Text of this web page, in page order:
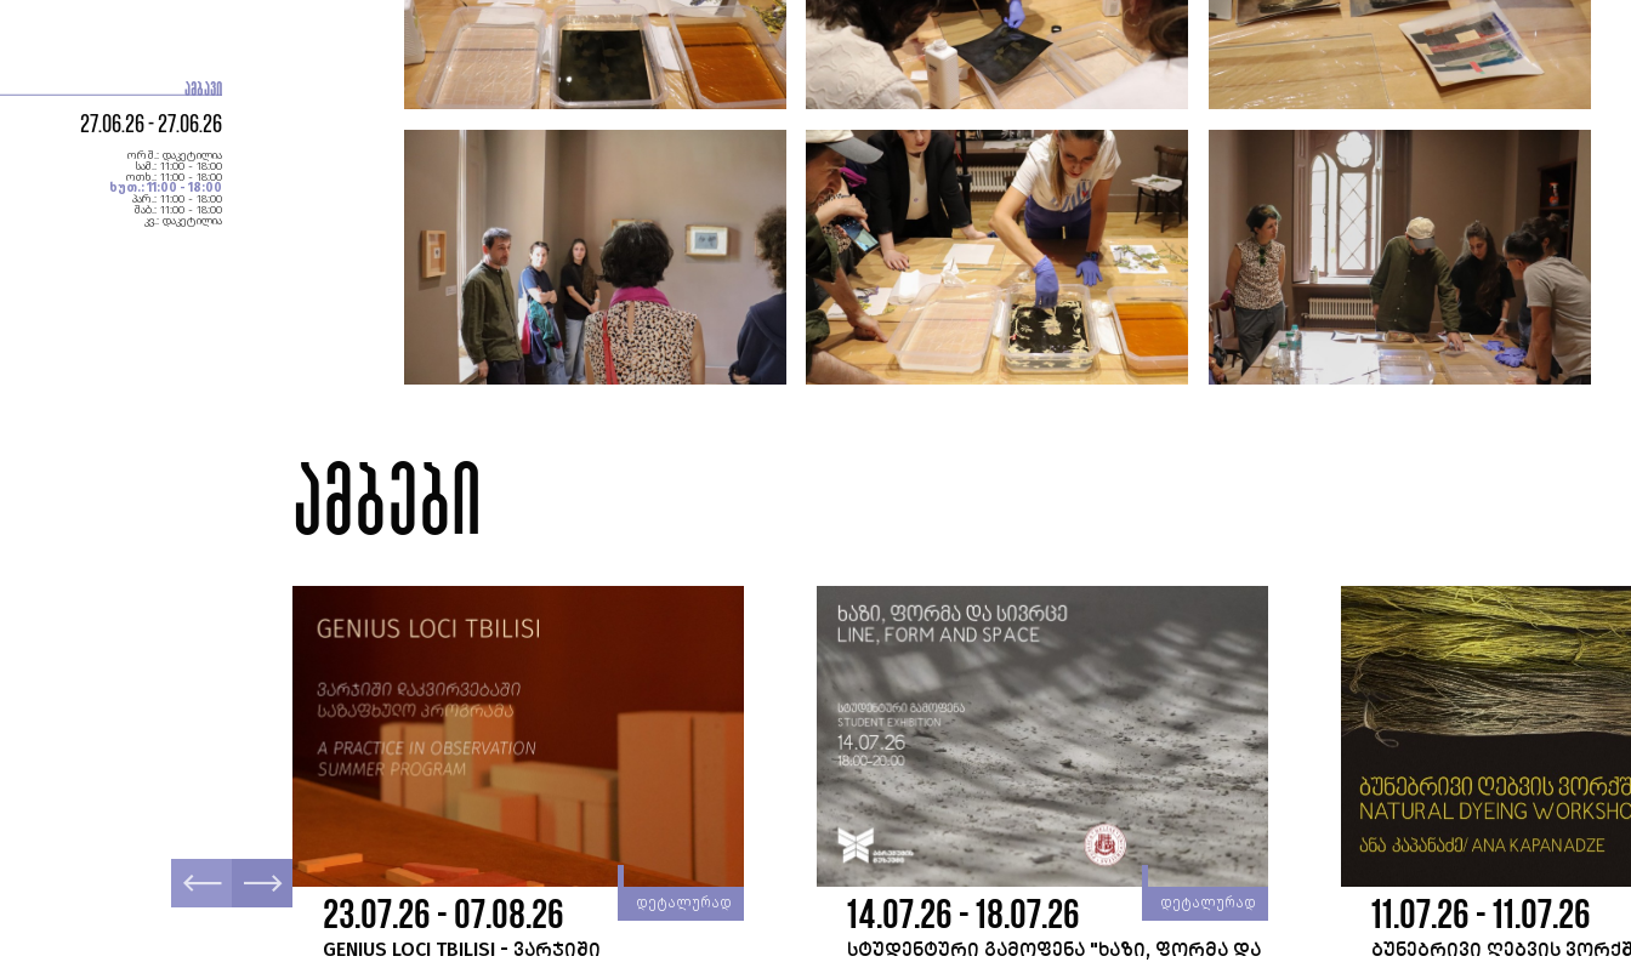
ᲐᲛᲑᲐᲕᲘ
27.06.26 - 27.06.26
ორშ.: დაკეტილია
სამ.: 11:00 - 18:00
ოთხ.: 11:00 - 18:00
ხუთ.:11:00 - 18:00
პარ.: 11:00 - 18:00
შაბ.: 11:00 - 18:00
კვ.: დაკეტილია
ამბები
დეტალურად
23.07.26 - 07.08.26
GENIUS LOCI TBILISI - ᲕᲐᲠᲯᲘᲨᲘ
დეტალურად
14.07.26 - 18.07.26
ᲡᲢᲣᲓᲔᲜᲢᲣᲠᲘ ᲒᲐᲛᲝᲤᲔᲜᲐ "ᲮᲐᲖᲘ, ᲤᲝᲠᲛᲐ ᲓᲐ
11.07.26 - 11.07.26
ᲑᲣᲜᲔᲑᲠᲘᲕᲘ ᲦᲔᲑᲕᲘᲡ